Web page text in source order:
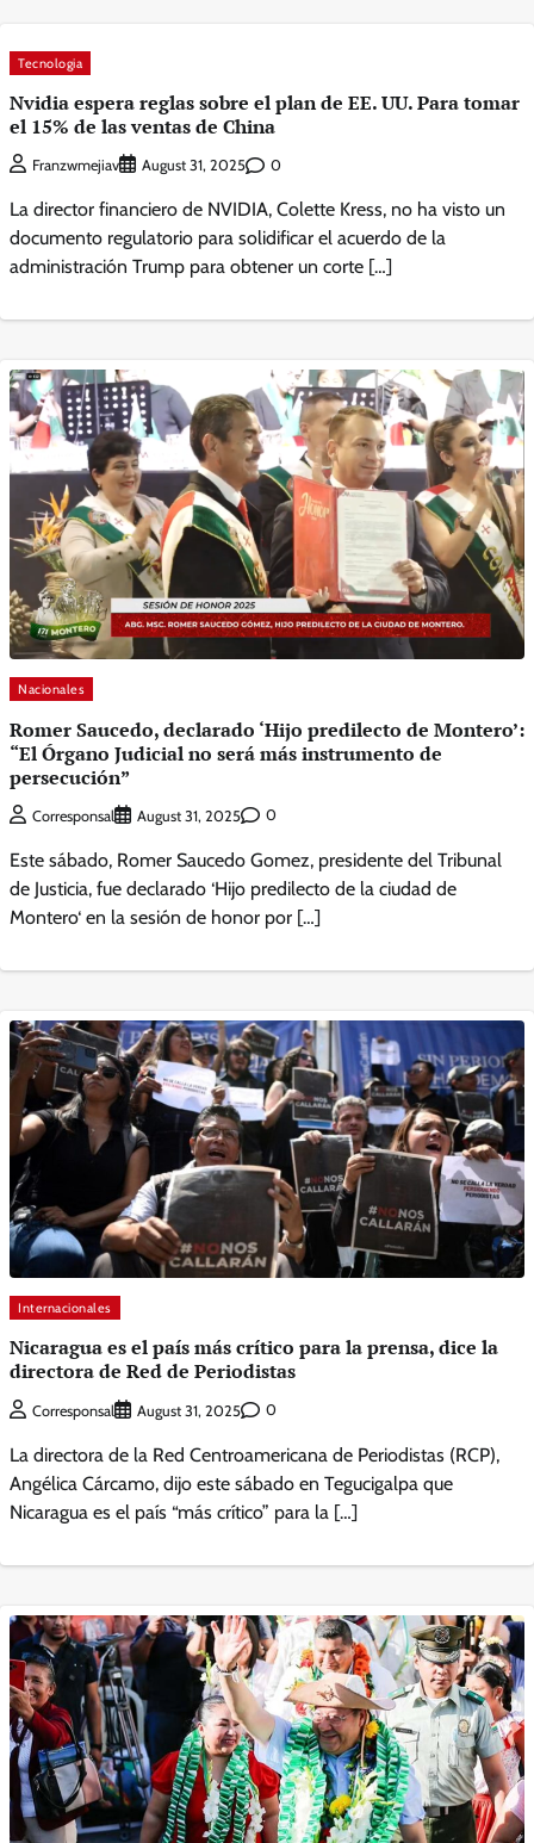
Tecnologia
Nvidia espera reglas sobre el plan de EE. UU. Para tomar
el 15% de las ventas de China
Franzwmejiav August 31, 2025 0
La director financiero de NVIDIA, Colette Kress, no ha visto un
documento regulatorio para solidificar el acuerdo de la
administración Trump para obtener un corte […]
Nacionales
Romer Saucedo, declarado ‘Hijo predilecto de Montero’:
“El Órgano Judicial no será más instrumento de
persecución”
Corresponsal August 31, 2025 0
Este sábado, Romer Saucedo Gomez, presidente del Tribunal
de Justicia, fue declarado ‘Hijo predilecto de la ciudad de
Montero‘ en la sesión de honor por […]
Internacionales
Nicaragua es el país más crítico para la prensa, dice la
directora de Red de Periodistas
Corresponsal August 31, 2025 0
La directora de la Red Centroamericana de Periodistas (RCP),
Angélica Cárcamo, dijo este sábado en Tegucigalpa que
Nicaragua es el país “más crítico” para la […]